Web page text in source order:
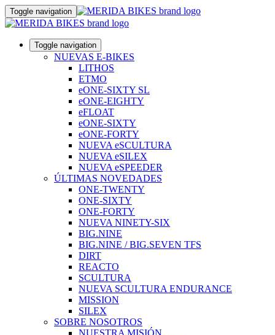
Toggle navigation
Toggle navigation
NUEVAS E-BIKES
LITHOS
ETMO
eONE-SIXTY SL
eONE-EIGHTY
eFLOAT
eONE-SIXTY
eONE-FORTY
NUEVA eSCULTURA
NUEVA eSILEX
NUEVA eSPEEDER
ÚLTIMAS NOVEDADES
ONE-TWENTY
ONE-SIXTY
ONE-FORTY
NUEVA NINETY-SIX
BIG.NINE
BIG.NINE / BIG.SEVEN TFS
DIRT
REACTO
SCULTURA
NUEVA SCULTURA ENDURANCE
MISSION
SILEX
SOBRE NOSOTROS
NUESTRA MISIÓN